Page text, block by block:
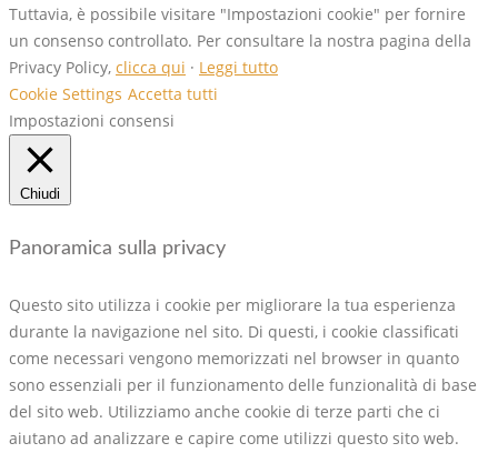
Tuttavia, è possibile visitare "Impostazioni cookie" per fornire
un consenso controllato. Per consultare la nostra pagina della
Privacy Policy, clicca qui · Leggi tutto
Cookie Settings Accetta tutti
Impostazioni consensi
Chiudi
Panoramica sulla privacy
Questo sito utilizza i cookie per migliorare la tua esperienza
durante la navigazione nel sito. Di questi, i cookie classificati
come necessari vengono memorizzati nel browser in quanto
sono essenziali per il funzionamento delle funzionalità di base
del sito web. Utilizziamo anche cookie di terze parti che ci
aiutano ad analizzare e capire come utilizzi questo sito web.